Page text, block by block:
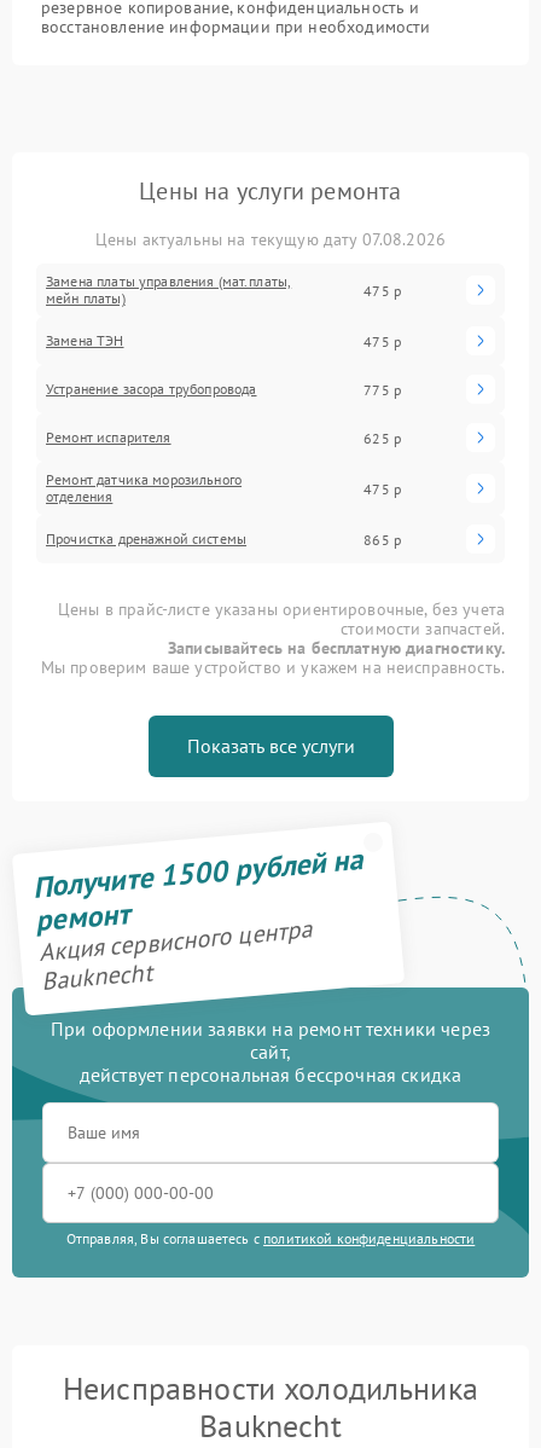
резервное копирование, конфиденциальность и
восстановление информации при необходимости
Цены на услуги ремонта
Цены актуальны на текущую дату 07.08.2026
Замена платы управления (мат.платы,
мейн платы)
475 р
Замена ТЭН 475 р
Устранение засора трубопровода 775 р
Ремонт испарителя 625 р
Ремонт датчика морозильного
отделения
475 р
Прочистка дренажной системы 865 р
Цены в прайс-листе указаны ориентировочные, без учета
стоимости запчастей.
Записывайтесь на бесплатную диагностику.
Мы проверим ваше устройство и укажем на неисправность.
Показать все услуги
Получите 1500 рублей на
ремонт
Акция сервисного центра
Bauknecht
При оформлении заявки на ремонт техники через
сайт,
действует персональная бессрочная скидка
Отправляя, Вы соглашаетесь с политикой конфиденциальности
Неисправности холодильника
Bauknecht